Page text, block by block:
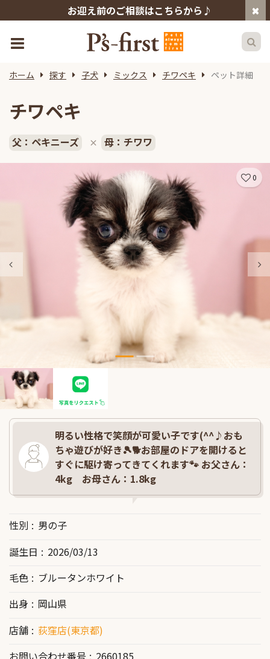
お迎え前のご相談はこちらから♪
ホーム 探す 子犬 ミックス チワペキ ペット詳細
チワペキ
父：ペキニーズ × 母：チワワ
0
明るい性格で笑顔が可愛い子です(^^♪おも
ちゃ遊びが好き🎾🐕お部屋のドアを開けると
すぐに駆け寄ってきてくれます🐾 お父さん：
4kg お母さん：1.8kg
性別
男の子
誕生日
2026/03/13
毛色
ブルータンホワイト
出身
岡山県
店舗
荻窪店(東京都)
お問い合わせ番号
2660185